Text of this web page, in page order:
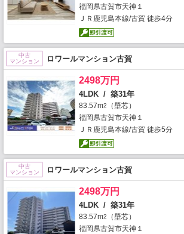
福岡県古賀市天神１
ＪＲ鹿児島本線/古賀 徒歩4分
中古
マンション
ロワールマンション古賀
2498万円
4LDK / 築31年
83.57m2
（壁芯）
福岡県古賀市天神１
ＪＲ鹿児島本線/古賀 徒歩5分
中古
マンション
ロワールマンション古賀
2498万円
4LDK / 築31年
83.57m2
（壁芯）
福岡県古賀市天神１